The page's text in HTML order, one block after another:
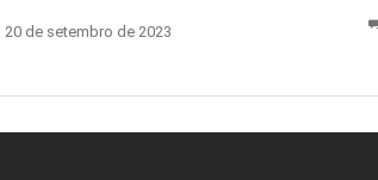
20 de setembro de 2023